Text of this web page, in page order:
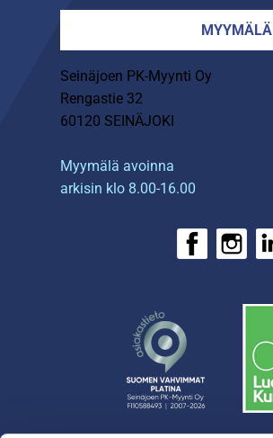
MYYMÄLÄ
Seinäjoen PK-Myynti Oy
Rengastie 32
60120 SEINÄJOKI
Myymälä avoinna
arkisin klo 8.00-16.00